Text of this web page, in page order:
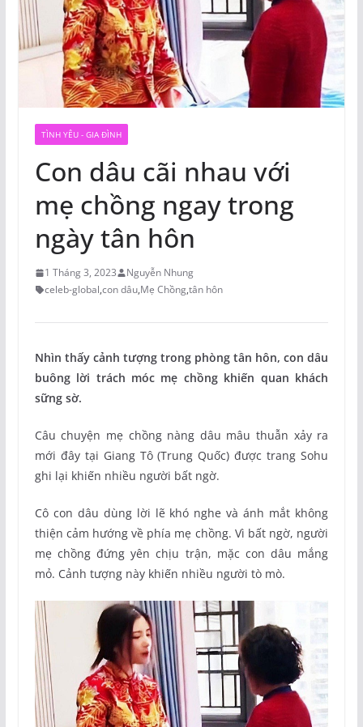
TÌNH YÊU - GIA ĐÌNH
Con dâu cãi nhau với
mẹ chồng ngay trong
ngày tân hôn
1 Tháng 3, 2023
Nguyễn Nhung
celeb-global,con dâu,Mẹ Chồng,tân hôn
Nhìn thấy cảnh tượng trong phòng tân hôn, con dâu
buông lời trách móc mẹ chồng khiến quan khách
sững sờ.
Câu chuyện mẹ chồng nàng dâu mâu thuẫn xảy ra
mới đây tại Giang Tô (Trung Quốc) được trang Sohu
ghi lại khiến nhiều người bất ngờ.
Cô con dâu dùng lời lẽ khó nghe và ánh mắt không
thiện cảm hướng về phía mẹ chồng. Vì bất ngờ, người
mẹ chồng đứng yên chịu trận, mặc con dâu mắng
mỏ. Cảnh tượng này khiến nhiều người tò mò.